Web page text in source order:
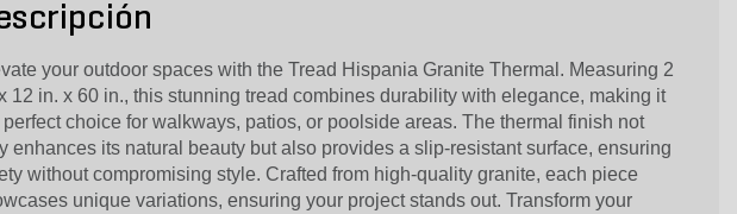
your outdoor spaces with the Tread Hispania Granite Thermal. Measuring 2
12 in. x 60 in., this stunning tread combines durability with elegance, making it
perfect choice for walkways, patios, or poolside areas. The thermal finish not
enhances its natural beauty but also provides a slip-resistant surface, ensuring
without compromising style. Crafted from high-quality granite, each piece
unique variations, ensuring your project stands out. Transform your